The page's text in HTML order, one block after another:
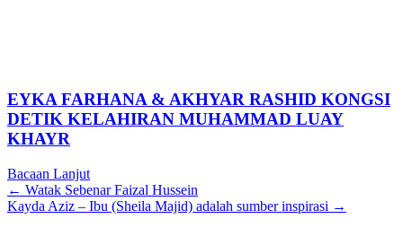
EYKA FARHANA & AKHYAR RASHID KONGSI
DETIK KELAHIRAN MUHAMMAD LUAY
KHAYR
Bacaan Lanjut
Posts
navigation
← Watak Sebenar Faizal Hussein
Kayda Aziz – Ibu (Sheila Majid) adalah sumber inspirasi →